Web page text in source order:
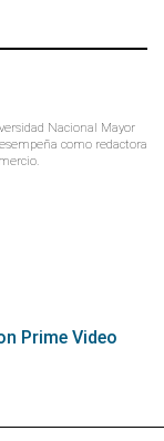
Nacional Mayor
como redactora
Prime Video